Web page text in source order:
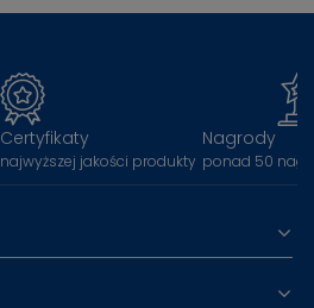
Certyfikaty
najwyższej jakości produkty
Nagrody
ponad 50